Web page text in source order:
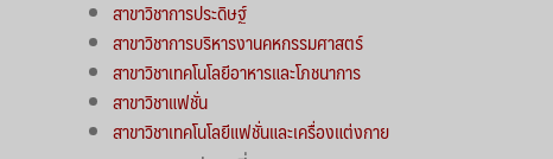
สาขาวิชาการประดิษฐ์
สาขาวิชาการบริหารงานคหกรรมศาสตร์
สาขาวิชาเทคโนโลยีอาหารและโภชนาการ
สาขาวิชาแฟชั่น
สาขาวิชาเทคโนโลยีแฟชั่นและเครื่องแต่งกาย